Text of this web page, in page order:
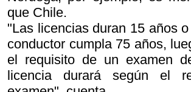
que Chile.
"Las licencias duran 15 años
conductor cumpla 75 años,
el requisito de un examen
licencia durará según el